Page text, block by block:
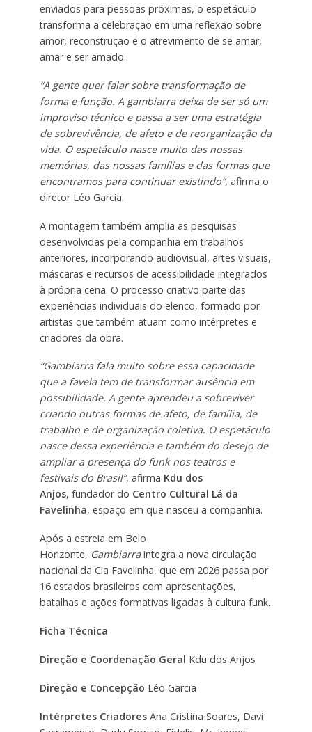
enviados para pessoas próximas, o espetáculo
transforma a celebração em uma reflexão sobre
amor, reconstrução e o atrevimento de se amar,
amar e ser amado.
“A gente quer falar sobre transformação de
forma e função. A gambiarra deixa de ser só um
improviso técnico e passa a ser uma estratégia
de sobrevivência, de afeto e de reorganização da
vida. O espetáculo nasce muito das nossas
memórias, das nossas famílias e das formas que
encontramos para continuar existindo”, afirma o
diretor Léo Garcia.
A montagem também amplia as pesquisas
desenvolvidas pela companhia em trabalhos
anteriores, incorporando audiovisual, artes visuais,
máscaras e recursos de acessibilidade integrados
à própria cena. O processo criativo parte das
experiências individuais do elenco, formado por
artistas que também atuam como intérpretes e
criadores da obra.
“Gambiarra fala muito sobre essa capacidade
que a favela tem de transformar ausência em
possibilidade. A gente aprendeu a sobreviver
criando outras formas de afeto, de família, de
trabalho e de organização coletiva. O espetáculo
nasce dessa experiência e também do desejo de
ampliar a presença do funk nos teatros e
festivais do Brasil”, afirma Kdu dos
Anjos, fundador do Centro Cultural Lá da
Favelinha, espaço em que nasceu a companhia.
Após a estreia em Belo
Horizonte, Gambiarraintegra a nova circulação
nacional da Cia Favelinha, que em 2026 passa por
16 estados brasileiros com apresentações,
batalhas e ações formativas ligadas à cultura funk.
Ficha Técnica
Direção e Coordenação Geral Kdu dos Anjos
Direção e Concepção Léo Garcia
Intérpretes CriadoresAna Cristina Soares, Davi